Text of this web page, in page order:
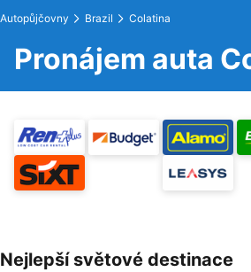
Autopůjčovny Brazil Colatina
Pronájem auta
Nejlepší světové destinace